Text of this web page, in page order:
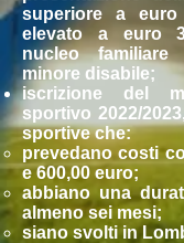
superiore a euro
elevato a euro
nucleo
minore disabile;
iscrizione del
sportivo 2022/
sportive che:
prevedano costi
e 600,00 euro;
abbiano una
almeno sei mesi;
siano svolti in